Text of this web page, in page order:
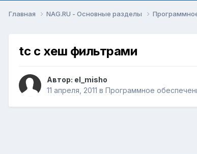
Главная NAG.RU - Основные разделы
tc c хеш фильтрами
Автор: el_misho
11 апреля, 2011 в Программное